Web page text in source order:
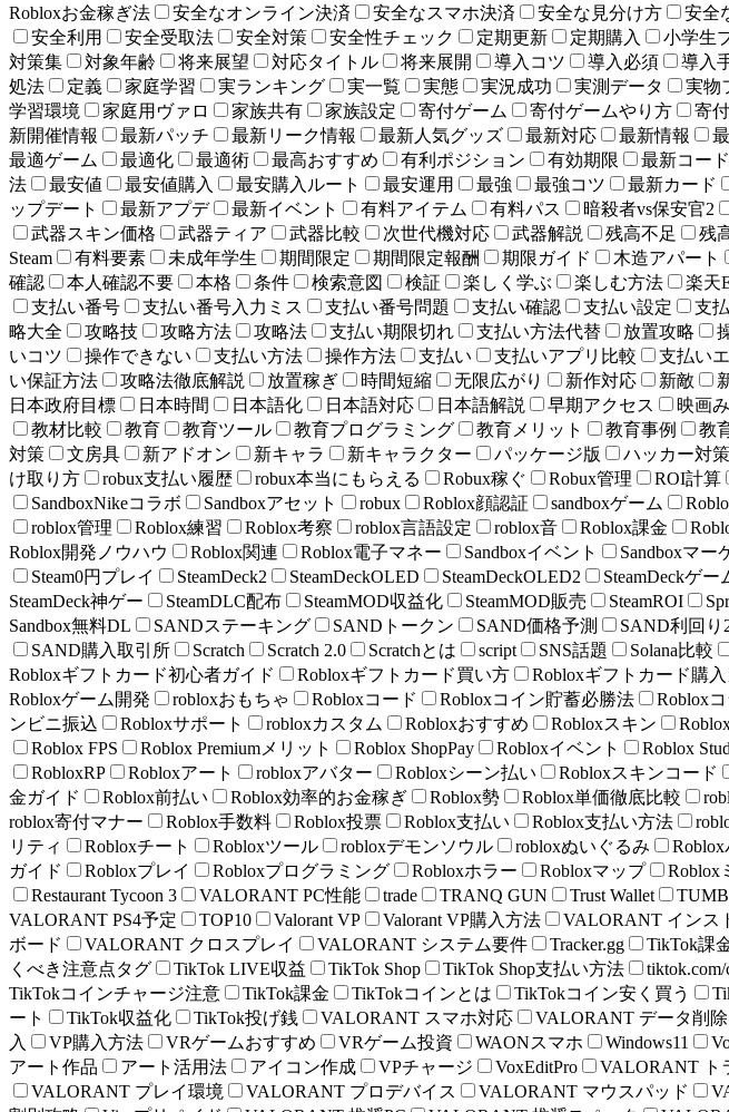
Robloxお金稼ぎ法
安全なオンライン決済 安全なスマホ決済 安全な見分け方 安全
安全利用
安全受取法 安全対策 安全性チェック 定期更新 定期購入 小学生
対策集
対象年齢 将来展望 対応タイトル 将来展開 導入コツ 導入必須 導入
処法
定義 家庭学習 実ランキング 実一覧 実態 実況成功 実測データ 実物
学習環境
家庭用ヴァロ 家族共有 家族設定 寄付ゲーム 寄付ゲームやり方 寄
新開催情報
最新パッチ 最新リーク情報 最新人気グッズ 最新対応 最新情報
最適ゲーム
最適化 最適術 最高おすすめ 有利ポジション 有効期限 最新コード
法
最安値 最安値購入 最安購入ルート 最安運用 最強 最強コツ 最新カード
ップデート
最新アプデ 最新イベント 有料アイテム 有料パス 暗殺者vs保安官2
武器スキン価格
武器ティア 武器比較 次世代機対応 武器解説 残高不足 残
Steam
有料要素 未成年学生 期間限定 期間限定報酬 期限ガイド 木造アパート
確認
本人確認不要 本格 条件 検索意図 検証 楽しく学ぶ 楽しむ方法 楽天
支払い番号
支払い番号入力ミス 支払い番号問題 支払い確認 支払い設定 支
略大全
攻略技 攻略方法 攻略法 支払い期限切れ 支払い方法代替 放置攻略
いコツ
操作できない 支払い方法 操作方法 支払い 支払いアプリ比較 支払い
い保証方法
攻略法徹底解説 放置稼ぎ 時間短縮 无限広がり 新作対応 新敵
日本政府目標
日本時間 日本語化 日本語対応 日本語解説 早期アクセス 映画
教材比較
教育 教育ツール 教育プログラミング 教育メリット 教育事例 教
対策
文房具 新アドオン 新キャラ 新キャラクター パッケージ版 ハッカー対策
け取り方
robux支払い履歴 robux本当にもらえる Robux稼ぐ Robux管理 ROI計算
SandboxNikeコラボ
Sandboxアセット robux Roblox顔認証 sandboxゲーム
roblox管理
Roblox練習 Roblox考察 roblox言語設定 roblox音 Roblox課金
Roblox開発ノウハウ
Roblox関連 Roblox電子マネー Sandboxイベント Sandboxマー
Steam0円プレイ
SteamDeck2 SteamDeckOLED SteamDeckOLED2 SteamDeckゲー
SteamDeck神ゲー
SteamDLC配布 SteamMOD収益化 SteamMOD販売 SteamROI
Sandbox無料DL
SANDステーキング SANDトークン SAND価格予測 SAND利回り
SAND購入取引所
Scratch Scratch 2.0 Scratchとは script SNS話題 Solana比較
Robloxギフトカード初心者ガイド
Robloxギフトカード買い方 Robloxギフトカード購
Robloxゲーム開発
robloxおもちゃ Robloxコード Robloxコイン貯蓄必勝法 Roblox
ンビニ振込
Robloxサポート robloxカスタム Robloxおすすめ Robloxスキン
Roblox FPS
Roblox Premiumメリット Roblox ShopPay Robloxイベント Roblox
RobloxRP
Robloxアート robloxアバター Robloxシーン払い Robloxスキンコード
金ガイド
Roblox前払い Roblox効率的お金稼ぎ Roblox勢 Roblox単価徹底比較
roblox寄付マナー
Roblox手数料 Roblox投票 Roblox支払い Roblox支払い方法
リティ
Robloxチート Robloxツール robloxデモンソウル robloxぬいぐるみ
ガイド
Robloxプレイ Robloxプログラミング Robloxホラー Robloxマップ Roblox
Restaurant Tycoon 3
VALORANT PC性能 trade TRANQ GUN Trust Wallet
VALORANT PS4予定
TOP10 Valorant VP Valorant VP購入方法 VALORANT インス
ボード
VALORANT クロスプレイ VALORANT システム要件 Tracker.gg TikTok課
くべき注意点タグ
TikTok LIVE収益 TikTok Shop TikTok Shop支払い方法 tiktok.com/
TikTokコインチャージ注意
TikTok課金 TikTokコインとは TikTokコイン安く買う
ート
TikTok収益化 TikTok投げ銭 VALORANT スマホ対応 VALORANT データ削除
入
VP購入方法 VRゲームおすすめ VRゲーム投資 WAONスマホ Windows11
アート作品
アート活用法 アイコン作成 VPチャージ VoxEditPro VALORANT ト
VALORANT プレイ環境
VALORANT プロデバイス VALORANT マウスパッド